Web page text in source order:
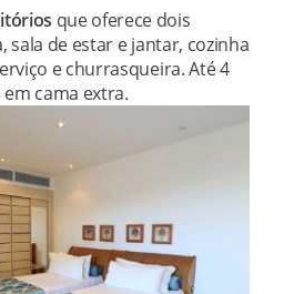
que oferece dois
sala de estar e jantar, cozinha
e churrasqueira. Até 4
cama extra.